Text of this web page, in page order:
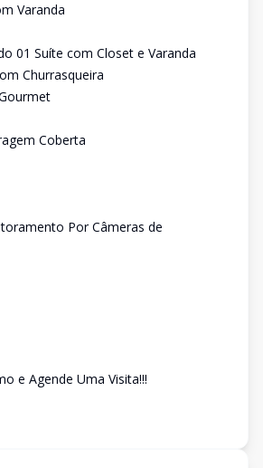
Varanda
01 Suíte com Closet e Varanda
Churrasqueira
Coberta
Por Câmeras de
e Agende Uma Visita!!!